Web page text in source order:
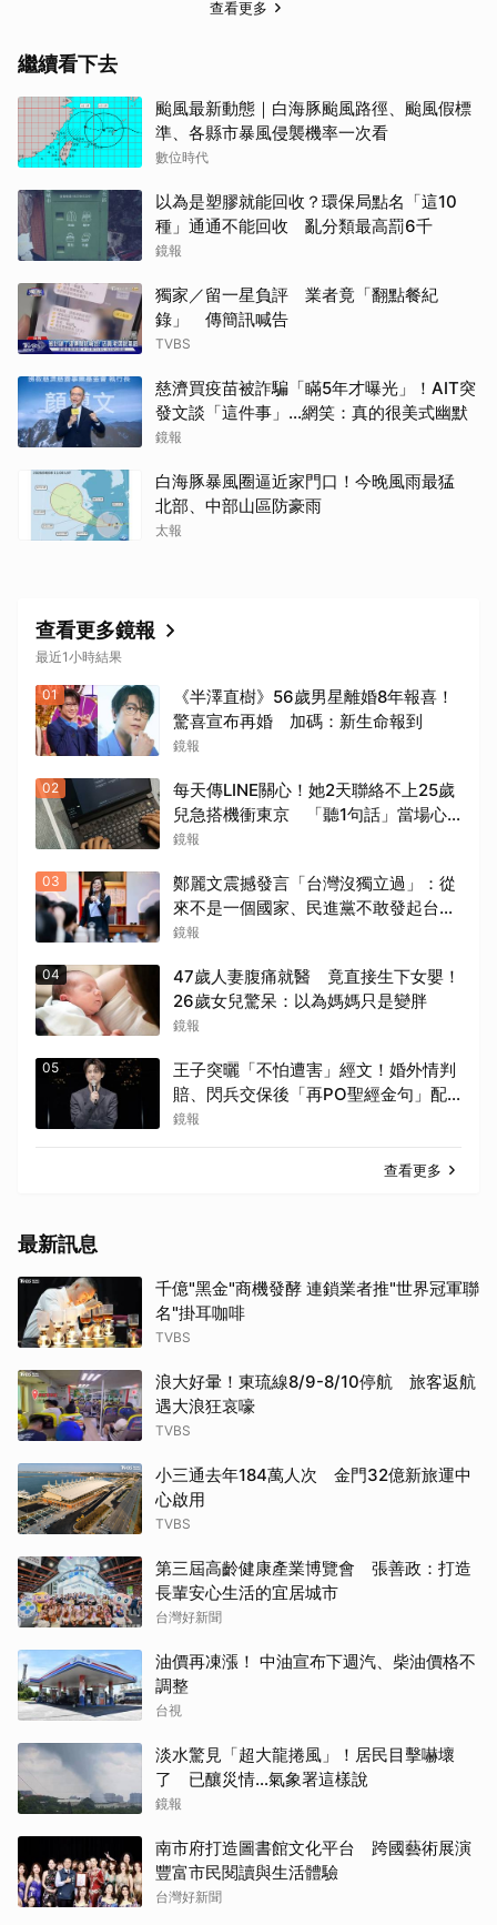
查看更多
繼續看下去
颱風最新動態｜白海豚颱風路徑、颱風假標
準、各縣市暴風侵襲機率一次看
數位時代
以為是塑膠就能回收？環保局點名「這10
種」通通不能回收 亂分類最高罰6千
鏡報
獨家／留一星負評 業者竟「翻點餐紀
錄」 傳簡訊喊告
TVBS
慈濟買疫苗被詐騙「瞞5年才曝光」！AIT突
發文談「這件事」…網笑：真的很美式幽默
鏡報
白海豚暴風圈逼近家門口！今晚風雨最猛
北部、中部山區防豪雨
太報
查看更多鏡報
最近1小時結果
01
《半澤直樹》56歲男星離婚8年報喜！
驚喜宣布再婚 加碼：新生命報到
鏡報
02
每天傳LINE關心！她2天聯絡不上25歲
兒急搭機衝東京 「聽1句話」當場心
碎...結局看哭網
鏡報
03
鄭麗文震撼發言「台灣沒獨立過」：從
來不是一個國家、民進黨不敢發起台獨
公投
鏡報
04
47歲人妻腹痛就醫 竟直接生下女嬰！
26歲女兒驚呆：以為媽媽只是變胖
鏡報
05
王子突曬「不怕遭害」經文！婚外情判
賠、閃兵交保後「再PO聖經金句」配
山景
鏡報
查看更多
最新訊息
千億"黑金"商機發酵 連鎖業者推"世界冠軍聯
名"掛耳咖啡
TVBS
浪大好暈！東琉線8/9-8/10停航 旅客返航
遇大浪狂哀嚎
TVBS
小三通去年184萬人次 金門32億新旅運中
心啟用
TVBS
第三屆高齡健康產業博覽會 張善政：打造
長輩安心生活的宜居城市
台灣好新聞
油價再凍漲！ 中油宣布下週汽、柴油價格不
調整
台視
淡水驚見「超大龍捲風」！居民目擊嚇壞
了 已釀災情…氣象署這樣說
鏡報
南市府打造圖書館文化平台 跨國藝術展演
豐富市民閱讀與生活體驗
台灣好新聞